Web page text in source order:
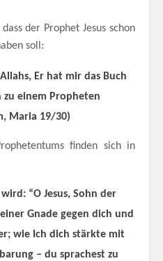
der Prophet Jesus schon
soll:
Er hat mir das Buch
zu einem Propheten
Maria 19/30)
finden sich in
“O Jesus, Sohn der
Gnade gegen dich und
wie Ich dich stärkte mit
– du sprachest zu